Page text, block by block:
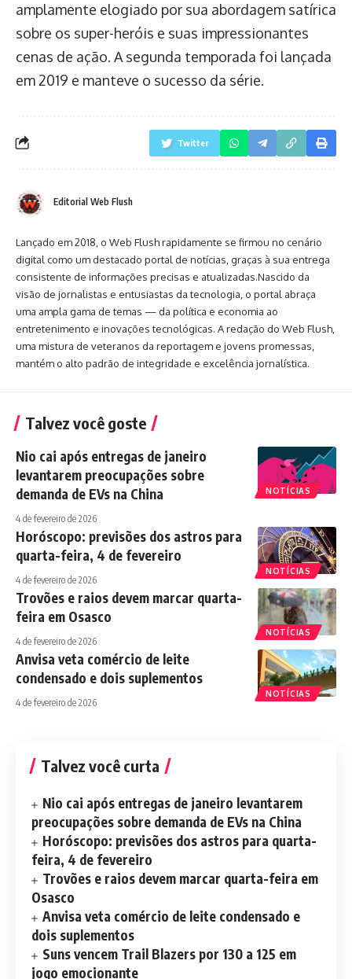
amplamente elogiado por sua abordagem satírica
sobre os super-heróis e suas impressionantes
cenas de ação. A segunda temporada foi lançada
em 2019 e manteve o sucesso da série.
Twitter
Editorial Web Flush
Lançado em 2018, o Web Flush rapidamente se firmou no cenário
digital como um destacado portal de notícias, graças à sua entrega
consistente de informações precisas e atualizadas.Nascido da
visão de jornalistas e entusiastas da tecnologia, o portal abraça
uma ampla gama de temas — da política e economia ao
entretenimento e inovações tecnológicas. A redação do Web Flush,
uma mistura de veteranos da reportagem e jovens promessas,
mantém o alto padrão de integridade e excelência jornalística.
Talvez você goste
NOTÍCIAS
Nio cai após entregas de janeiro
levantarem preocupações sobre
demanda de EVs na China
4 de fevereiro de 2026
NOTÍCIAS
Horóscopo: previsões dos astros para
quarta-feira, 4 de fevereiro
4 de fevereiro de 2026
NOTÍCIAS
Trovões e raios devem marcar quarta-
feira em Osasco
4 de fevereiro de 2026
NOTÍCIAS
Anvisa veta comércio de leite
condensado e dois suplementos
4 de fevereiro de 2026
Talvez você curta
Nio cai após entregas de janeiro levantarem
preocupações sobre demanda de EVs na China
Horóscopo: previsões dos astros para quarta-
feira, 4 de fevereiro
Trovões e raios devem marcar quarta-feira em
Osasco
Anvisa veta comércio de leite condensado e
dois suplementos
Suns vencem Trail Blazers por 130 a 125 em
jogo emocionante